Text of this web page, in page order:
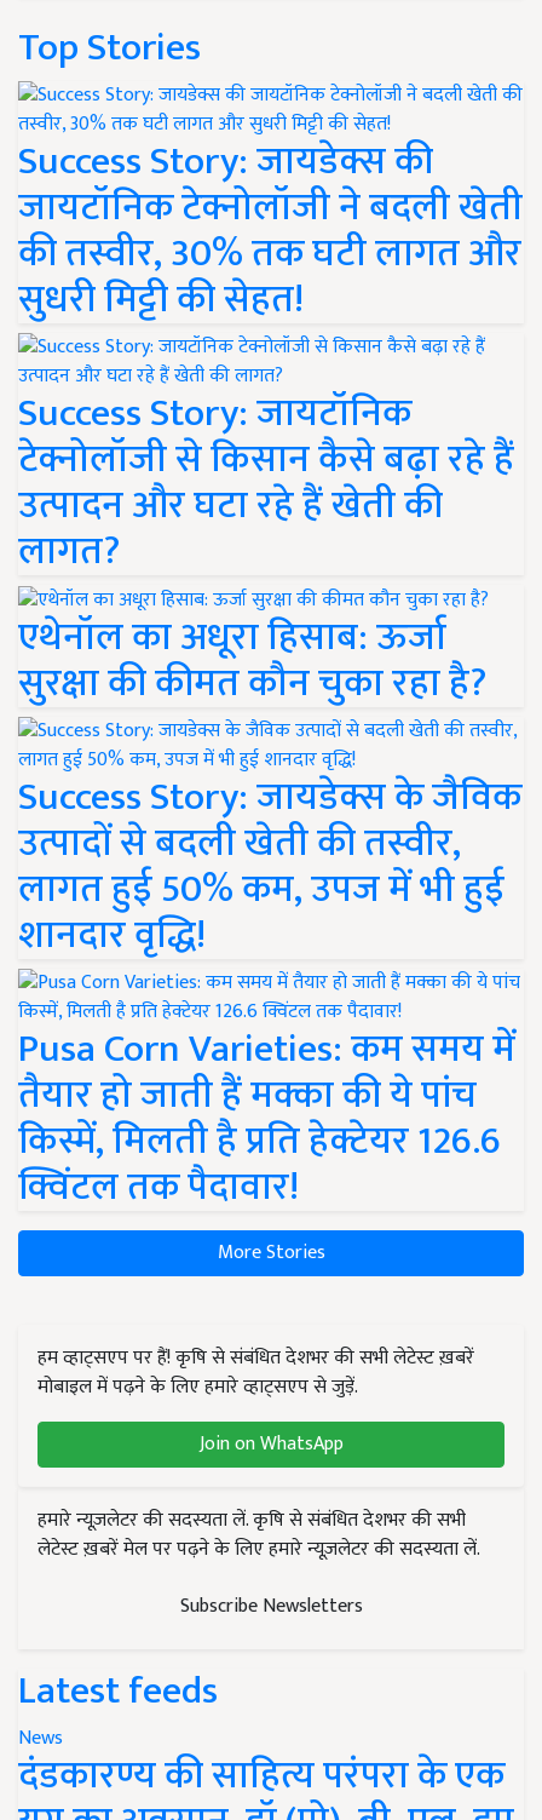
Top Stories
Success Story: जायडेक्स की
जायटॉनिक टेक्नोलॉजी ने बदली खेती
की तस्वीर, 30% तक घटी लागत और
सुधरी मिट्टी की सेहत!
Success Story: जायटॉनिक
टेक्नोलॉजी से किसान कैसे बढ़ा रहे हैं
उत्पादन और घटा रहे हैं खेती की
लागत?
एथेनॉल का अधूरा हिसाब: ऊर्जा
सुरक्षा की कीमत कौन चुका रहा है?
Success Story: जायडेक्स के जैविक
उत्पादों से बदली खेती की तस्वीर,
लागत हुई 50% कम, उपज में भी हुई
शानदार वृद्धि!
Pusa Corn Varieties: कम समय में
तैयार हो जाती हैं मक्का की ये पांच
किस्में, मिलती है प्रति हेक्टेयर 126.6
क्विंटल तक पैदावार!
More Stories
हम व्हाट्सएप पर हैं! कृषि से संबंधित देशभर की सभी लेटेस्ट ख़बरें
मोबाइल में पढ़ने के लिए हमारे व्हाट्सएप से जुड़ें.
Join on WhatsApp
हमारे न्यूज़लेटर की सदस्यता लें. कृषि से संबंधित देशभर की सभी
लेटेस्ट ख़बरें मेल पर पढ़ने के लिए हमारे न्यूज़लेटर की सदस्यता लें.
Subscribe Newsletters
Latest feeds
News
दंडकारण्य की साहित्य परंपरा के एक